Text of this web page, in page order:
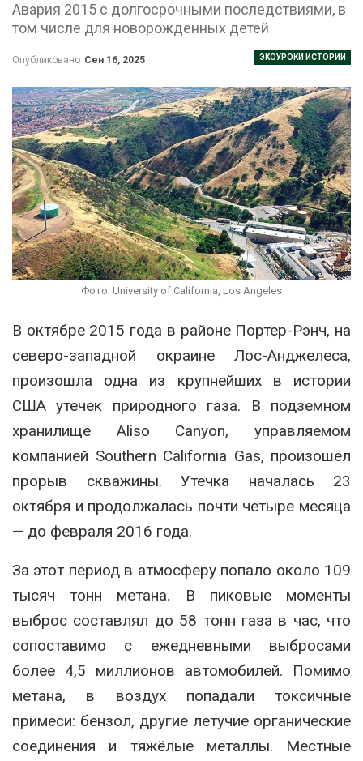
Авария 2015 с долгосрочными последствиями, в
том числе для новорожденных детей
ЭКОУРОКИ ИСТОРИИ
Опубликовано Сен 16, 2025
Фото: University of California, Los Angeles
В октябре 2015 года в районе Портер-Рэнч, на
северо-западной окраине Лос-Анджелеса,
произошла одна из крупнейших в истории
США утечек природного газа. В подземном
хранилище Aliso Canyon, управляемом
компанией Southern California Gas, произошёл
прорыв скважины. Утечка началась 23
октября и продолжалась почти четыре месяца
— до февраля 2016 года.
За этот период в атмосферу попало около 109
тысяч тонн метана. В пиковые моменты
выброс составлял до 58 тонн газа в час, что
сопоставимо с ежедневными выбросами
более 4,5 миллионов автомобилей. Помимо
метана, в воздух попадали токсичные
примеси: бензол, другие летучие органические
соединения и тяжёлые металлы. Местные